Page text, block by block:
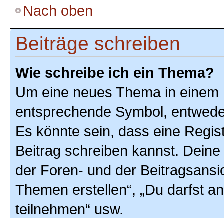
Nach oben
Beiträge schreiben
Wie schreibe ich ein Thema?
Um eine neues Thema in
entsprechende Symbol,
Es könnte sein, dass eine
Beitrag schreiben kannst.
der Foren- und der
Themen erstellen“, „Du darfst
teilnehmen“ usw.